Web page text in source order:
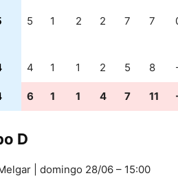
5 1 2 2 7 7
4 1 1 2 5 8
6 1 1 4 7 11
D
| domingo 28/06 – 15:00